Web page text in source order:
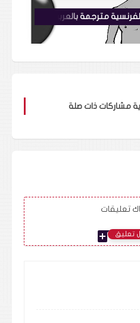
مشاركات ذات صلة
تعليقات
تعليق add_comment